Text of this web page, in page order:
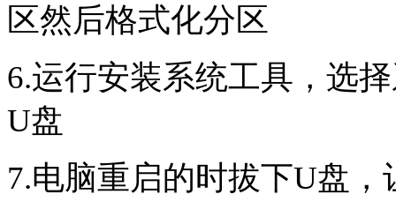
区然后格式化分区
6.运行安装系统工具，选
U盘
7.电脑重启的时拔下U盘